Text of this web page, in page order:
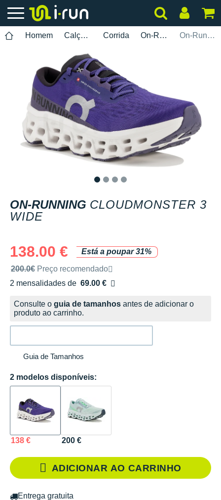
Homem Calçados Corrida On-Running On-Running Cloudmonster 3 Wide
ON-RUNNING CLOUDMONSTER 3
WIDE
138.00 €
Está a poupar 31%
Preço de venda recomendado pela marca
200.0€ Preço recomendado
2 mensalidades de 69.00 €
sem custos
Consulte o guia de tamanhos antes de adicionar o
produto ao carrinho.
Guia de Tamanhos
2 modelos disponíveis:
138 € 200 €
ADICIONAR AO CARRINHO
Entrega gratuita